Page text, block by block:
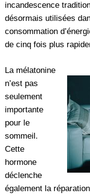
incandescence
désormais utilisées
consommation
de cinq fois plus
La mélatonine
n’est pas
seulement
importante
pour le
sommeil.
Cette
hormone
déclenche
également la